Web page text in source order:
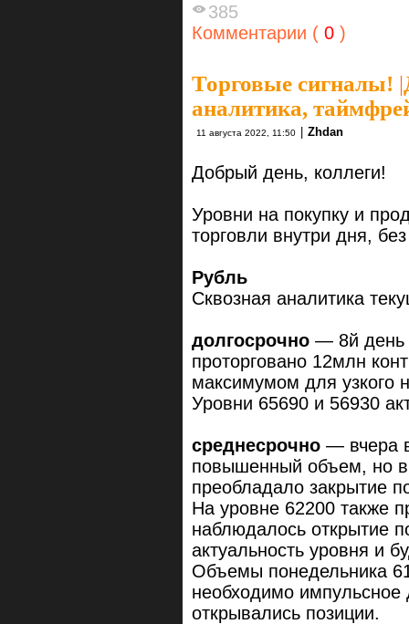
385
Комментарии ( 0 )
Торговые сигналы! |
аналитика,
11 августа 2022, 11:50 | Zhdan
Добрый день, коллеги!
Уровни на покупку и
торговли внутри дня,
Рубль
Сквозная аналитика
долгосрочно — 8й день
проторговано 12млн
максимумом для узкого
Уровни 65690 и 56930
среднесрочно — вчера
повышенный объем, но в
преобладало закрытие
На уровне 62200 также
наблюдалось открытие
актуальность уровня и
Объемы понедельника
необходимо импульсное
открывались позиции.